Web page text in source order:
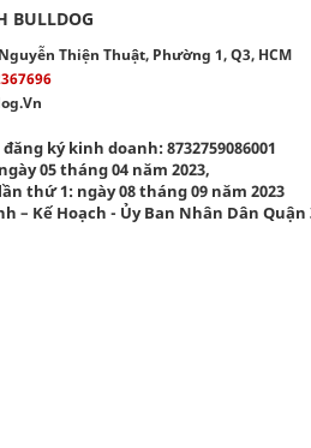
BULLDOG
Thiện Thuật, Phường 1, Q3, HCM
ký kinh doanh: 8732759086001
05 tháng 04 năm 2023,
thứ 1: ngày 08 tháng 09 năm 2023
– Kế Hoạch - Ủy Ban Nhân Dân Quận